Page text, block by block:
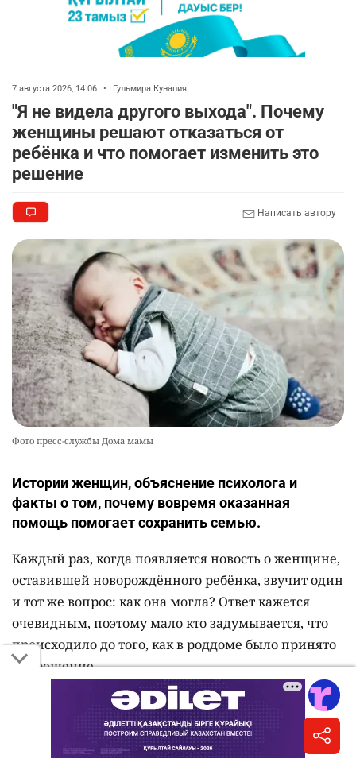
2770 2
🇫🇷 Клуб ПСЖ объявил об открытии своей
футбольной академии в Астане
8
🚗 Казахстанцев убедили оформить
автокредиты за вознаграждение
2740 11
💻 В школах Казахстана изменили название и
содержание некоторых предметов
2470 3 19
7 августа 2026, 14:06 • Гульмира Кунапия
"Я не видела другого выхода". Почему
женщины решают отказаться от
ребёнка и что помогает изменить это
решение
Написать автору
Фото пресс-службы Дома мамы
Истории женщин, объяснение психолога и
факты о том, почему вовремя оказанная
помощь помогает сохранить семью.
Каждый раз, когда появляется новость о женщине,
оставившей новорождённого ребёнка, звучит один
и тот же вопрос: как она могла? Ответ кажется
очевидным, поэтому мало кто задумывается, что
происходило до того, как в роддоме было принято
это решение.
Специалисты, которые работают с женщинами в
кризисной ситуации, говорят: отказ от ребёнка
часто связан не с отсутствием материнских чувств,